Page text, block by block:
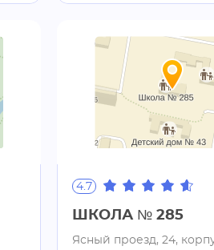
4.7
ШКОЛА № 285
Ясный проезд, 24,